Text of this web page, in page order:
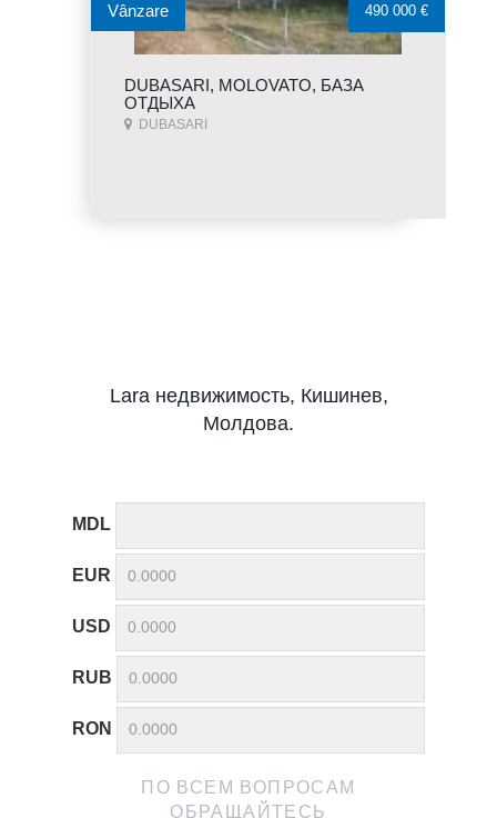
DUBASARI, MOLOVATO, БАЗА
ОТДЫХА
DUBASARI
Vânzare 490 000 €
Lara недвижимость, Кишинев,
Молдова.
MDL
EUR
USD
RUB
RON
ПО ВСЕМ ВОПРОСАМ
ОБРАЩАЙТЕСЬ